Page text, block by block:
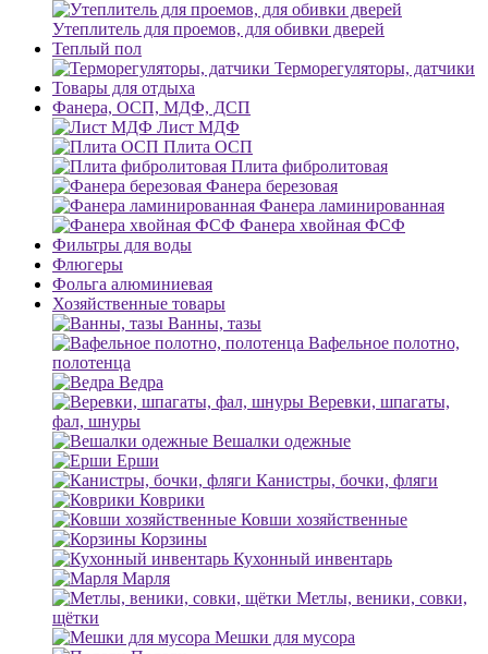
Утеплитель для проемов, для обивки дверей
Теплый пол
Терморегуляторы, датчики
Товары для отдыха
Фанера, ОСП, МДФ, ДСП
Лист МДФ
Плита ОСП
Плита фибролитовая
Фанера березовая
Фанера ламинированная
Фанера хвойная ФСФ
Фильтры для воды
Флюгеры
Фольга алюминиевая
Хозяйственные товары
Ванны, тазы
Вафельное полотно,
полотенца
Ведра
Веревки, шпагаты,
фал, шнуры
Вешалки одежные
Ерши
Канистры, бочки, фляги
Коврики
Ковши хозяйственные
Корзины
Кухонный инвентарь
Марля
Метлы, веники, совки,
щётки
Мешки для мусора